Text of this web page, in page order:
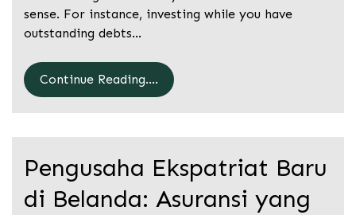
sense. For instance, investing while you have
outstanding debts…
Continue Reading....
Pengusaha Ekspatriat Baru
di Belanda: Asuransi yang